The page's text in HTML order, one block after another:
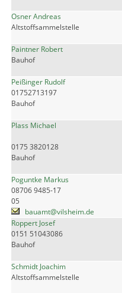
Osner Andreas
Altstoffsammelstelle
Paintner Robert
Bauhof
Peißinger Rudolf
01752713197
Bauhof
Plass Michael
0175 3820128
Bauhof
Poguntke Markus
08706 9485-17
05
bauamt@vilsheim.de
Roppert Josef
0151 51043086
Bauhof
Schmidt Joachim
Altstoffsammelstelle